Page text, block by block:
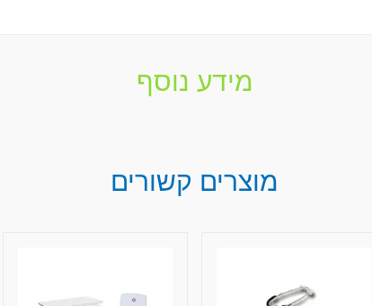
מידע נוסף
מוצרים קשורים